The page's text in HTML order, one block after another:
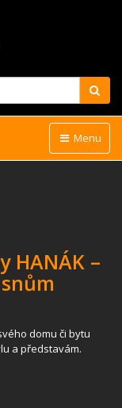
Menu
HANÁK –
domu či bytu
a představám.